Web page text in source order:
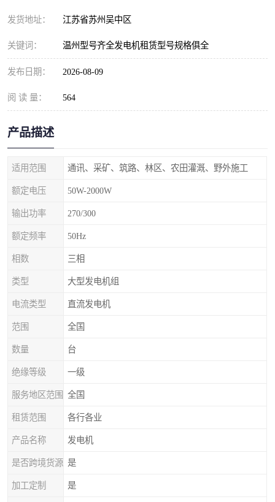
发货地址： 江苏省苏州吴中区
关键词： 温州型号齐全发电机租赁型号规格俱全
发布日期： 2026-08-09
阅 读 量： 564
产品描述
适用范围 通讯、采矿、筑路、林区、农田灌溉、野外施工
额定电压 50W-2000W
输出功率 270/300
额定频率 50Hz
相数 三相
类型 大型发电机组
电流类型 直流发电机
范围 全国
数量 台
绝缘等级 一级
服务地区范围 全国
租赁范围 各行各业
产品名称 发电机
是否跨境货源 是
加工定制 是